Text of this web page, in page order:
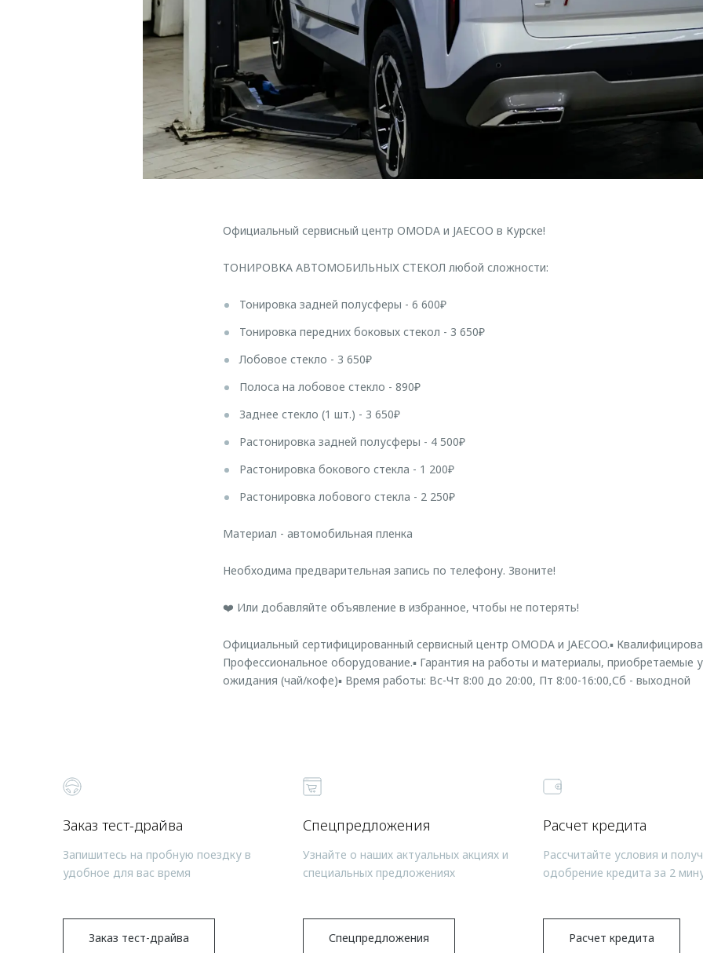
Официальный сервисный центр OMODA и JAECOO в Курске!
ТОНИРОВКА АВТОМОБИЛЬНЫХ СТЕКОЛ любой сложности:
Тонировка задней полусферы - 6 600₽
Тонировка передних боковых стекол - 3 650₽
Лобовое стекло - 3 650₽
Полоса на лобовое стекло - 890₽
Заднее стекло (1 шт.) - 3 650₽
Растонировка задней полусферы - 4 500₽
Растонировка бокового стекла - 1 200₽
Растонировка лобового стекла - 2 250₽
Материал - автомобильная пленка
Необходима предварительная запись по телефону. Звоните!
❤️ Или добавляйте объявление в избранное, чтобы не потерять!
Официальный сертифицированный сервисный центр OMODA и JAECOO.▪️
Профессиональное оборудование.▪️ Гарантия на работы и материалы, приобретаемые
ожидания (чай/кофе)▪️ Время работы: Вс-Чт 8:00 до 20:00, Пт 8:00-16:00,Сб - выходной
Заказ тест-драйва
Запишитесь на пробную поездку в
удобное для вас время
Заказ тест-драйва
Спецпредложения
Узнайте о наших актуальных акциях и
специальных предложениях
Спецпредложения
Расчет кредита
Рассчитайте условия и
одобрение кредита за 2
Расчет кредита